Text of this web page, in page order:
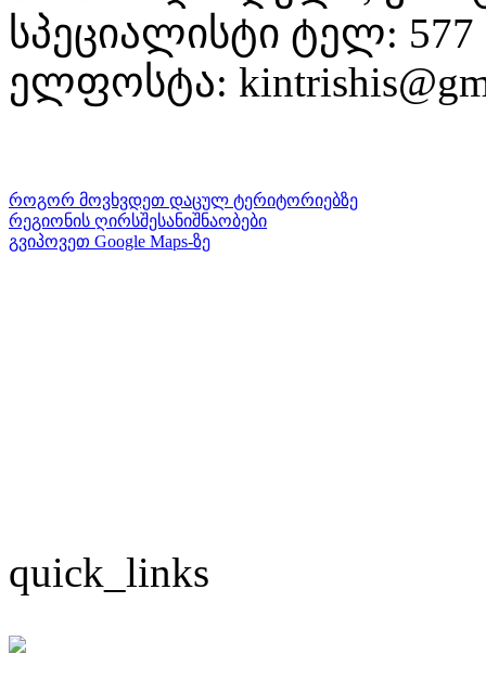
სპეციალისტი ტელ: 577
ელფოსტა:
როგორ მოვხვდეთ დაცულ ტერიტორიებზე
რეგიონის ღირსშესანიშნაობები
გვიპოვეთ Google Maps-ზე
quick_links